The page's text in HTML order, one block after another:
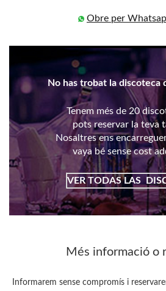
Obre per
No has trobat la discoteca
Tenem més de 20
pots reservar la teva
Nosaltres ens
vaya bé sense cost
VER TODAS LAS
Més informació o
Informarem sense compromís i